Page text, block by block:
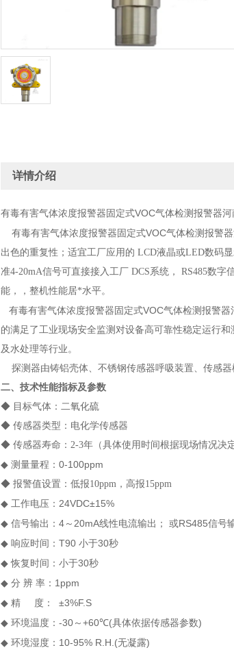
详情介绍
有毒有害气体浓度报警器固定式VOC气体检测报警器河
有毒有害气体浓度报警器固定式VOC气体检测报警器
出色的重复性；适宜工厂应用的 LCD液晶或LED数码
准4-20mA信号可直接接入工厂 DCS系统， RS485数
能，，整机性能居*水平。
有毒有害气体浓度报警器固定式VOC气体检测报警器
的满足了工业现场安全监测对设备高可靠性稳定运行
及水处理等行业。
探测器由铸铝壳体、不锈钢传感器呼吸装置、传感器
二、技术性能指标及参数
◆ 目标气体：二氧化硫
◆ 传感器类型：电化学传感器
◆ 传感器寿命：2-3年（具体使用时间根据现场情况决定
◆ 测量量程： 0-100ppm
◆ 报警值设置：低报10ppm，高报15ppm
◆ 工作电压： 24VDC±15%
◆ 信号输出： 4 ～ 20mA线性电流输出； 或RS485信号
◆ 响应时间： T90 小于30秒
◆ 恢复时间：小于30秒
◆ 分 辨 率： 1ppm
◆ 精 度： ±3%F.S
◆ 环境温度： -30 ～ +60℃(具体依据传感器参数)
◆ 环境湿度： 10-95% R.H.(无凝露)